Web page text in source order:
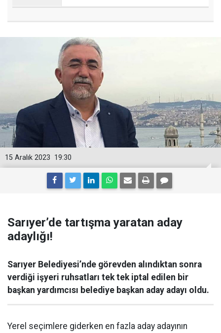
19:30
15 Aralık 2023
Sarıyer’de tartışma yaratan aday
adaylığı!
Sarıyer Belediyesi’nde görevden alındıktan sonra
verdiği işyeri ruhsatları tek tek iptal edilen bir
başkan yardımcısı belediye başkan aday adayı oldu.
Yerel seçimlere giderken en fazla aday adayının